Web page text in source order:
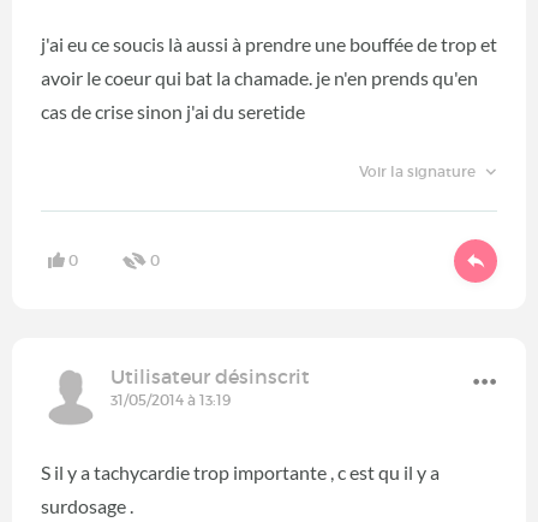
j'ai eu ce soucis là aussi à prendre une bouffée de trop et
avoir le coeur qui bat la chamade. je n'en prends qu'en
cas de crise sinon j'ai du seretide
Voir la signature
0 0
Utilisateur désinscrit
31/05/2014 à 13:19
S il y a tachycardie trop importante , c est qu il y a
surdosage .